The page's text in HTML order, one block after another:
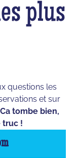
plus
questions les
et sur
Ca tombe bien,
truc !